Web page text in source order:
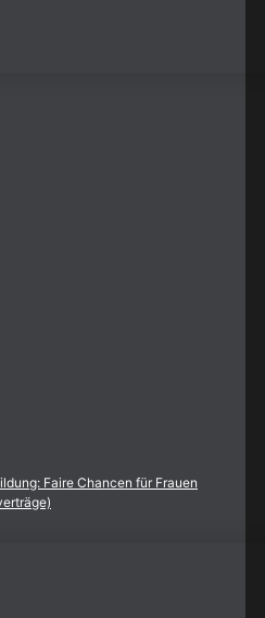
Faire Chancen für Frauen